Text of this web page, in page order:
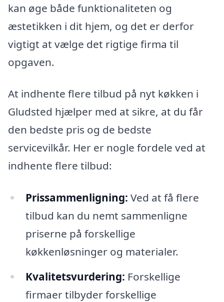
kan øge både funktionaliteten og
æstetikken i dit hjem, og det er derfor
vigtigt at vælge det rigtige firma til
opgaven.
At indhente flere tilbud på nyt køkken i
Gludsted hjælper med at sikre, at du får
den bedste pris og de bedste
servicevilkår. Her er nogle fordele ved at
indhente flere tilbud:
Prissammenligning: Ved at få flere
tilbud kan du nemt sammenligne
priserne på forskellige
køkkenløsninger og materialer.
Kvalitetsvurdering: Forskellige
firmaer tilbyder forskellige